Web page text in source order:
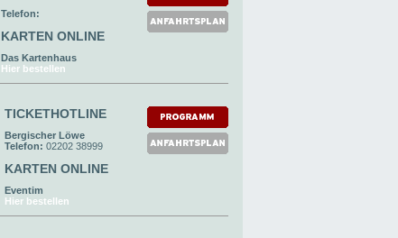
Telefon:
KARTEN ONLINE
Das Kartenhaus
Hier bestellen
TICKETHOTLINE
Bergischer Löwe
Telefon: 02202 38999
KARTEN ONLINE
Eventim
Hier bestellen